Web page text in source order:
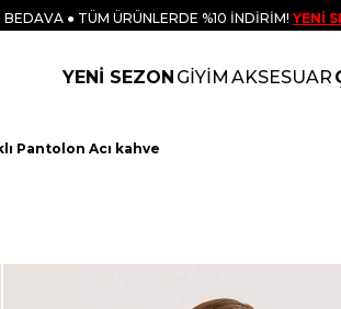
● TÜM ÜRÜNLERDE %10 İNDİRİM! YENİ
YENİ SEZON GİYİM AKSESUAR
Pantolon Acı kahve